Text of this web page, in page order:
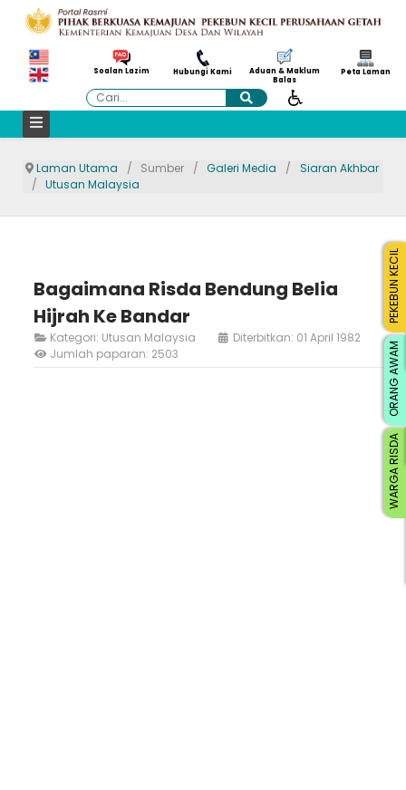
Soalan Lazim Hubungi Kami
Aduan & Maklum
Balas
Peta Laman
Cari
Laman Utama Sumber Galeri Media
Siaran Akhbar
Utusan Malaysia
Bagaimana Risda Bendung Belia
Hijrah Ke Bandar
Kategori: Utusan Malaysia
Diterbitkan: 01 April 1982
Jumlah paparan: 2503
WARGA RISDA
ORANG AWAM
PEKEBUN KECIL